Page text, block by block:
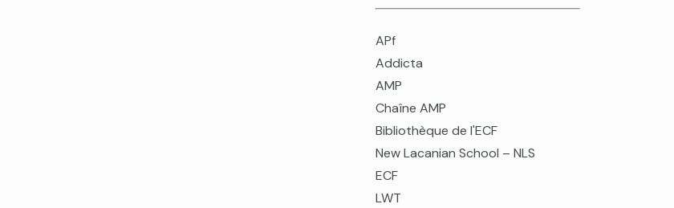
APf
Addicta
AMP
Chaîne AMP
Bibliothèque de l'ECF
New Lacanian School – NLS
ECF
LWT